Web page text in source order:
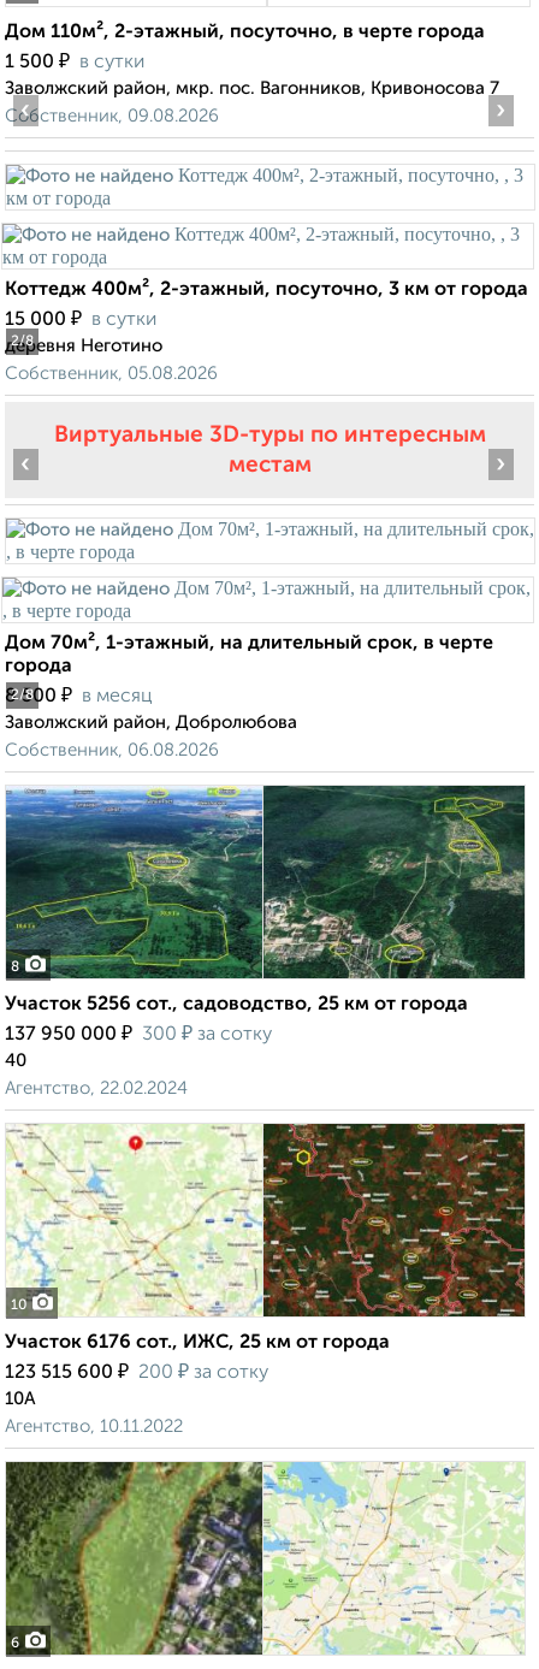
Дом 110м², 2-этажный, посуточно, в черте города
1 500 ₽ в сутки
Заволжский район, мкр. пос. Вагонников, Кривоносова 7
Собственник, 09.08.2026
2/8
‹ ›
Коттедж 400м², 2-этажный, посуточно, 3 км от города
15 000 ₽ в сутки
деревня Неготино
Собственник, 05.08.2026
Виртуальные 3D-туры по интересным
местам
2/8
‹ ›
Дом 70м², 1-этажный, на длительный срок, в черте
города
8 500 ₽ в месяц
Заволжский район, Добролюбова
Собственник, 06.08.2026
8
Участок 5256 сот., садоводство, 25 км от города
137 950 000 ₽ 300 ₽ за сотку
40
Агентство, 22.02.2024
10
Участок 6176 сот., ИЖС, 25 км от города
123 515 600 ₽ 200 ₽ за сотку
10А
Агентство, 10.11.2022
6